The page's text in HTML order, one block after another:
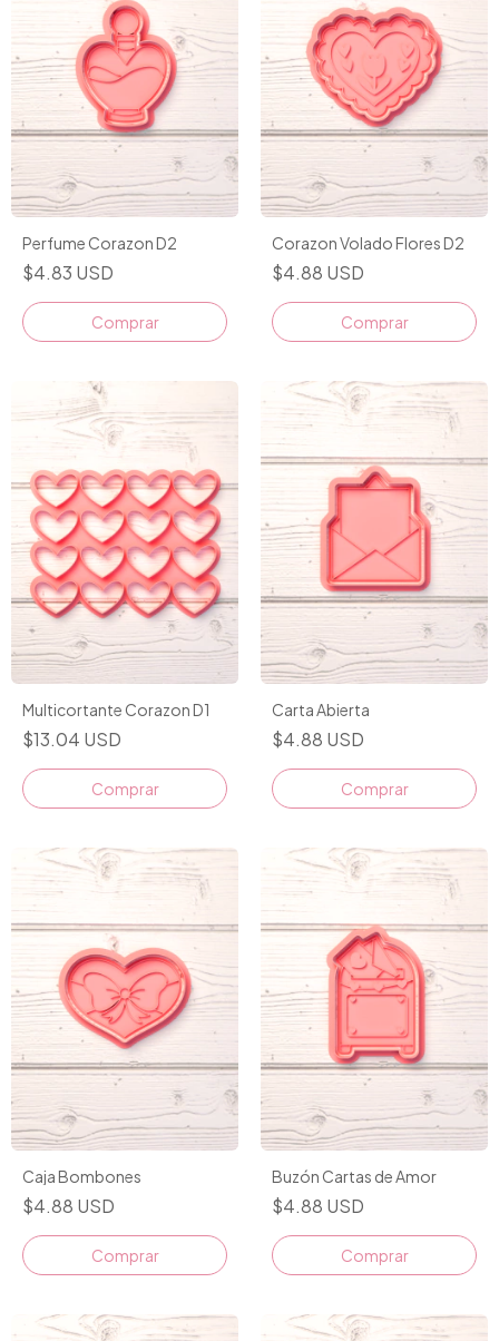
Perfume Corazon D2
$4.83 USD
Comprar
Corazon Volado Flores D2
$4.88 USD
Comprar
Multicortante Corazon D1
$13.04 USD
Comprar
Carta Abierta
$4.88 USD
Comprar
Caja Bombones
$4.88 USD
Comprar
Buzón Cartas de Amor
$4.88 USD
Comprar